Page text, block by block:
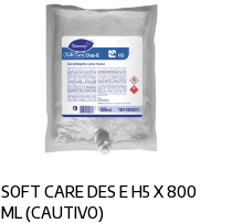
SOFT CARE DES E H5 X 800
ML (CAUTIVO)